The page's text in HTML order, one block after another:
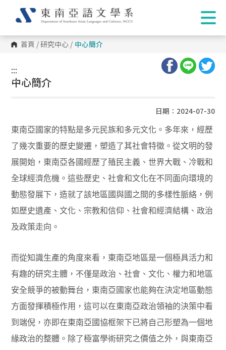
首頁 /研究中心 / 中心簡介
:::
:::
中心簡介
日期：2024-07-30
東南亞國家的特點是多元民族和多元文化。多年來，經歷
了幾次重要的歷史變遷，塑造了其社會特徵。從文明的發
展開始，東南亞各國經歷了殖民主義、世界大戰、冷戰和
全球經濟危機。這些歷史、社會和文化在不同面向環境的
動態發展下，造就了該地區國與國之間的多樣性脈絡，例
如歷史遺產、文化、宗教和信仰、社會和經濟結構、政治
及政策走向。
而從知識生產的角度來看，東南亞地區是一個極具活力和
有趣的研究主體，不僅是政治、社會、文化、權力和地區
安全競爭的被動舞台，東南亞國家也能夠在決定地區動態
方面發揮積極作用，這可以在東南亞政治領袖的決策中看
到端倪，亦即在東南亞國協框架下已將自己形塑為一個地
緣政治的整體。除了極富學術研究之價值之外，與東南亞